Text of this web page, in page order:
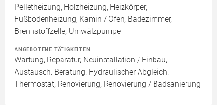
Pelletheizung, Holzheizung, Heizkörper,
Fußbodenheizung, Kamin / Ofen, Badezimmer,
Brennstoffzelle, Umwälzpumpe
ANGEBOTENE TÄTIGKEITEN
Wartung, Reparatur, Neuinstallation / Einbau,
Austausch, Beratung, Hydraulischer Abgleich,
Thermostat, Renovierung, Renovierung / Badsanierung